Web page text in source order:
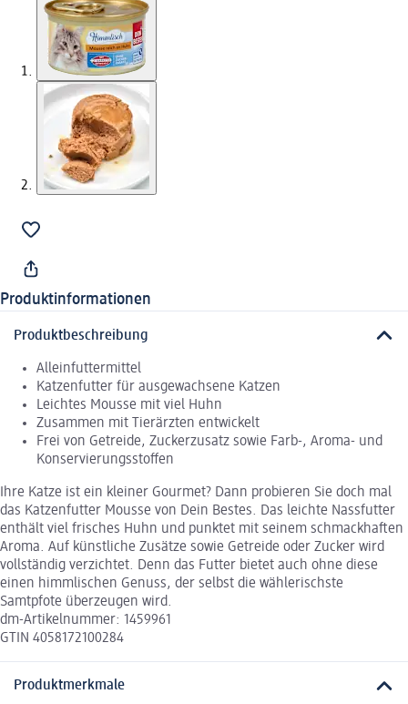
Produktinformationen
Produktbeschreibung
Alleinfuttermittel
Katzenfutter für ausgewachsene Katzen
Leichtes Mousse mit viel Huhn
Zusammen mit Tierärzten entwickelt
Frei von Getreide, Zuckerzusatz sowie Farb-, Aroma- und
Konservierungsstoffen
Ihre Katze ist ein kleiner Gourmet? Dann probieren Sie doch mal
das Katzenfutter Mousse von Dein Bestes. Das leichte Nassfutter
enthält viel frisches Huhn und punktet mit seinem schmackhaften
Aroma. Auf künstliche Zusätze sowie Getreide oder Zucker wird
vollständig verzichtet. Denn das Futter bietet auch ohne diese
einen himmlischen Genuss, der selbst die wählerischste
Samtpfote überzeugen wird.
dm-Artikelnummer: 1459961
GTIN 4058172100284
Produktmerkmale